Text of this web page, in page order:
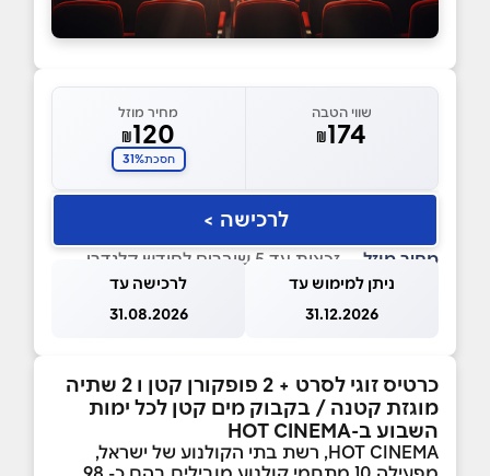
שווי הטבה
₪174
מחיר מוזל
₪120
חסכת31%
לרכישה >
מחיר מוזל — זכאות עד 5 שוברים לחודש קלנדרי
ניתן למימוש עד
31.12.2026
לרכישה עד
31.08.2026
כרטיס זוגי לסרט + 2 פופקורן קטן ו 2 שתיה
מוגזת קטנה / בקבוק מים קטן לכל ימות
השבוע ב-HOT CINEMA
HOT CINEMA, רשת בתי הקולנוע של ישראל,